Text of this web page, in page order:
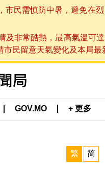
民需慎防中暑，避免在
非常酷熱，最高氣溫可
民留意天氣變化及本局
GOV.MO + 更多
繁 简